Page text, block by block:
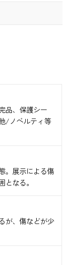
品、保護シー
/ノベルティ等
。展示による傷
なる。
が、傷などが少